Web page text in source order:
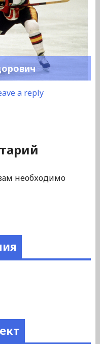
a reply
необходимо